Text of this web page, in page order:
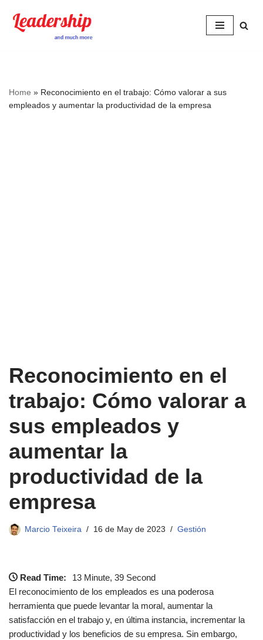
Skip
Home » Reconocimiento en el trabajo: Cómo valorar a sus
empleados y aumentar la productividad de la empresa
Reconocimiento en el
trabajo: Cómo valorar a
sus empleados y
aumentar la
productividad de la
empresa
Marcio Teixeira 16 de May de 2023 Gestión
Read Time:
13 Minute, 39 Second
El reconocimiento de los empleados es una poderosa
herramienta que puede levantar la moral, aumentar la
satisfacción en el trabajo y, en última instancia, incrementar la
productividad y los beneficios de su empresa. Sin embargo,